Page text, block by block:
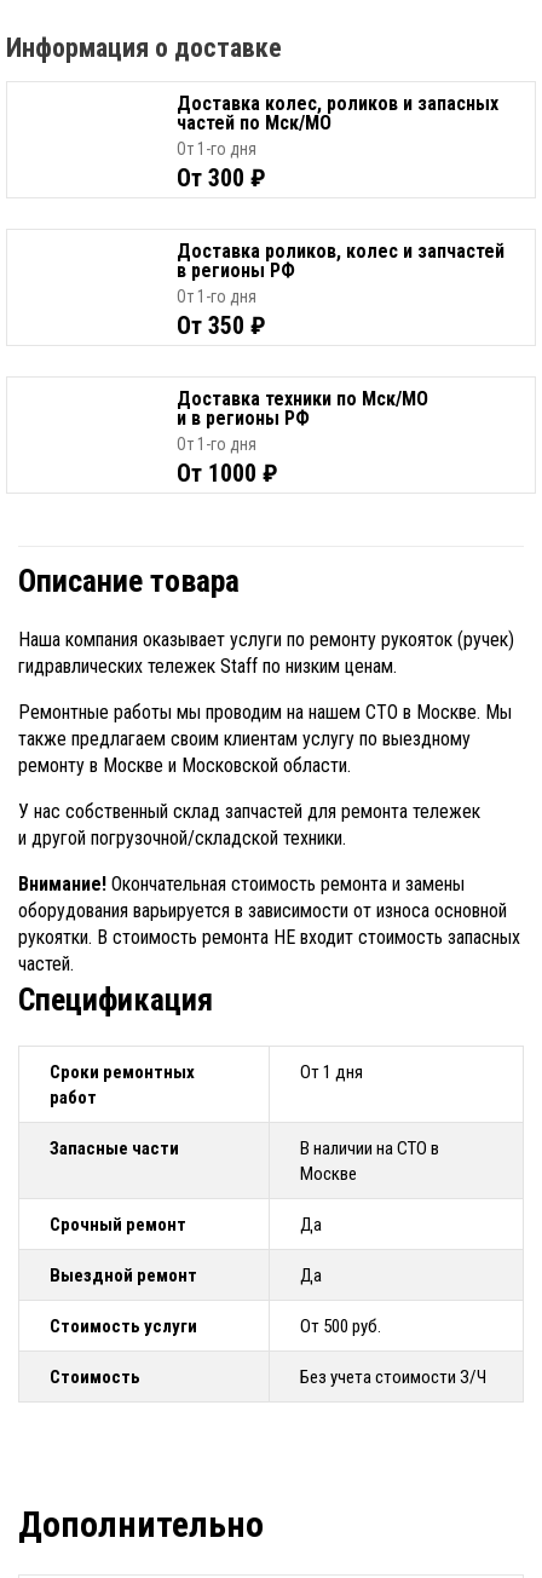
Информация о доставке
Доставка колес, роликов и запасных
частей по Мск/МО
От 1-го дня
От 300 ₽
Доставка роликов, колес и запчастей
в регионы РФ
От 1-го дня
От 350 ₽
Доставка техники по Мск/МО
и в регионы РФ
От 1-го дня
От 1000 ₽
Описание товара
Наша компания оказывает услуги по ремонту рукояток (ручек)
гидравлических тележек Staff по низким ценам.
Ремонтные работы мы проводим на нашем СТО в Москве. Мы
также предлагаем своим клиентам услугу по выездному
ремонту в Москве и Московской области.
У нас собственный склад запчастей для ремонта тележек
и другой погрузочной/складской техники.
Внимание! Окончательная стоимость ремонта и замены
оборудования варьируется в зависимости от износа основной
рукоятки. В стоимость ремонта НЕ входит стоимость запасных
частей.
Спецификация
Сроки ремонтных
работ
От 1 дня
Запасные части
В наличии на СТО в
Москве
Срочный ремонт Да
Выездной ремонт Да
Стоимость услуги От 500 руб.
Стоимость Без учета стоимости З/Ч
Дополнительно